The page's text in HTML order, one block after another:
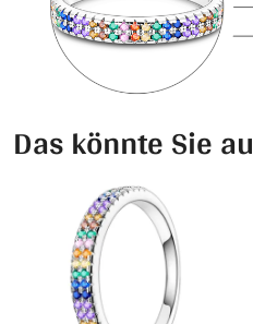
Das könnte Sie